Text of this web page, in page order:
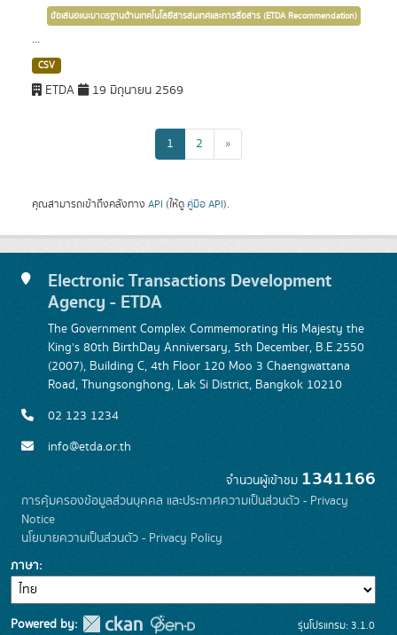
ข้อเสนอแนะมาตรฐานด้านเทคโนโลยีสารสนเทศและการสื่อสาร (ETDA Recommendation)
...
CSV
ETDA 19 มิถุนายน 2569
1 2 »
คุณสามารถเข้าถึงคลังทาง API (ให้ดู คู่มือ API).
Electronic Transactions Development
Agency - ETDA
The Government Complex Commemorating His Majesty the
King's 80th BirthDay Anniversary, 5th December, B.E.2550
(2007), Building C, 4th Floor 120 Moo 3 Chaengwattana
Road, Thungsonghong, Lak Si District, Bangkok 10210
02 123 1234
info@etda.or.th
จำนวนผู้เข้าชม 1341166
การคุ้มครองข้อมูลส่วนบุคคล และประกาศความเป็นส่วนตัว - Privacy
Notice
นโยบายความเป็นส่วนตัว - Privacy Policy
ภาษา
Powered by: รุ่นโปรแกรม: 3.1.0